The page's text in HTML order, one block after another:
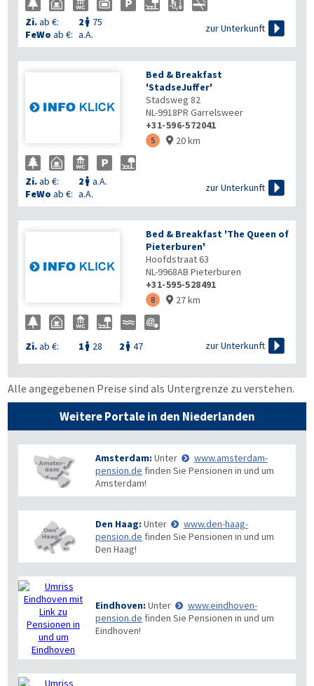
Zi.ab €: 2  75
FeWo ab €: a.A.
zur Unterkunft 
Bed & Breakfast
'StadseJuffer'
Stadsweg 82
NL-9918PR Garrelsweer
+31-596-572041
5  20 km
Zi.ab €: 2  a.A.
FeWo ab €: a.A.
zur Unterkunft 
Bed & Breakfast 'The Queen of
Pieterburen'
Hoofdstraat 63
NL-9968AB Pieterburen
+31-595-528491
8  27 km
Zi.ab €: 1  28 2  47 zur Unterkunft 
Alle angegebenen Preise sind als Untergrenze zu verstehen.
Weitere Portale in den Niederlanden
Amsterdam: Unter
www.amsterdam-
pension.de finden Sie Pensionen in und um
Amsterdam!
Den Haag: Unter
www.den-haag-
pension.de finden Sie Pensionen in und um
Den Haag!
Eindhoven: Unter
www.eindhoven-
pension.de finden Sie Pensionen in und um
Eindhoven!